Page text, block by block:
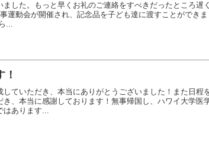
した。もっと早くお礼のご連絡をすべきだったところ遅
運動会が開催され、記念品を子ども達に渡すことができ
...
ていただき、本当にありがとうございました！また日程
、本当に感謝しております！無事帰国し、ハワイ大学医
はあります...